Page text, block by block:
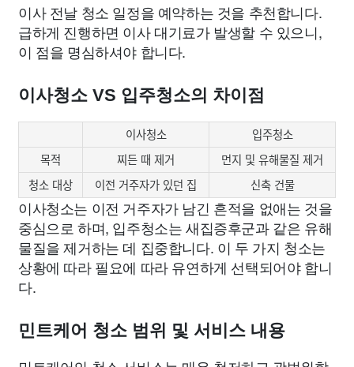
이사 전날 청소 일정을 예약하는 것을 추천합니다.
급하게 진행하면 이사 대기료가 발생할 수 있으니,
이 점을 명심하셔야 합니다.
이사청소 VS 입주청소의 차이점
이사청소
입주청소
목적
찌든 때 제거
먼지 및 유해물질 제거
청소 대상
이전 거주자가 있던 집 신축 건물
이사청소는 이전 거주자가 남긴 흔적을 없애는 것을
중심으로 하며, 입주청소는 새집증후군과 같은 유해
물질을 제거하는 데 집중합니다. 이 두 가지 청소는
상황에 따라 필요에 따라 유연하게 선택되어야 합니
다.
민트케어 청소 범위 및 서비스 내용